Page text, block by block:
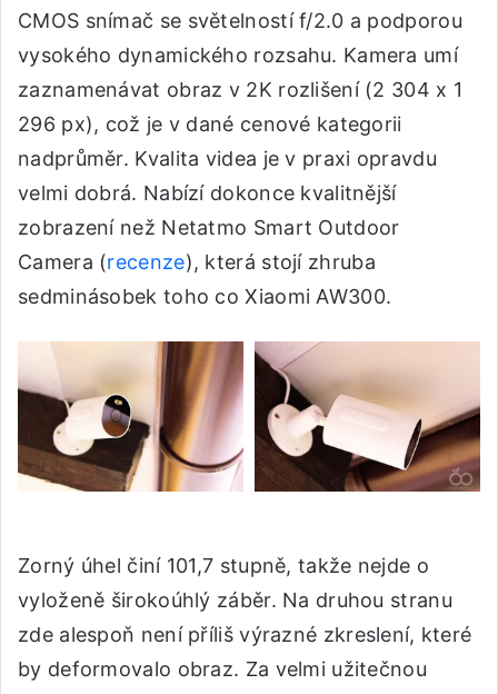
CMOS snímač se světelností f/2.0 a podporou
vysokého dynamického rozsahu. Kamera umí
zaznamenávat obraz v 2K rozlišení (2 304 x 1
296 px), což je v dané cenové kategorii
nadprůměr. Kvalita videa je v praxi opravdu
velmi dobrá. Nabízí dokonce kvalitnější
zobrazení než Netatmo Smart Outdoor
Camera (recenze), která stojí zhruba
sedminásobek toho co Xiaomi AW300.
Zorný úhel činí 101,7 stupně, takže nejde o
vyloženě širokoúhlý záběr. Na druhou stranu
zde alespoň není příliš výrazné zkreslení, které
by deformovalo obraz. Za velmi užitečnou